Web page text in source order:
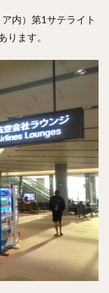
内）第1サテライト
ります。